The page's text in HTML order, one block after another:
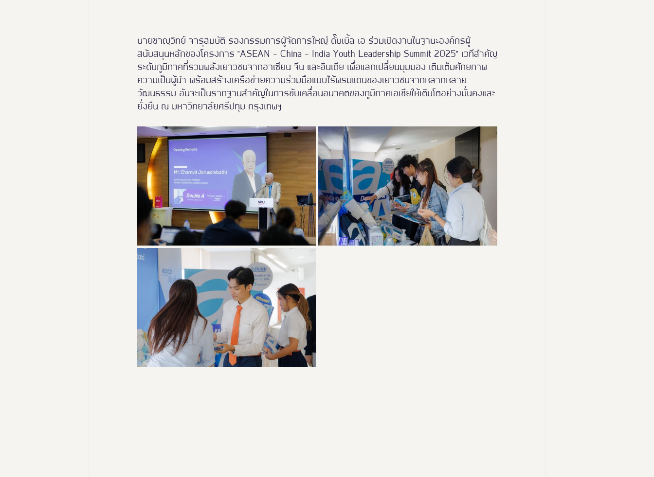
นายชาญวิทย์ จารุสมบัติ รองกรรมการผู้จัดการใหญ่ ดั๊บเบิ้ล เอ ร่วมเปิดงานในฐานะองค์กรผู้
สนับสนุนหลักของโครงการ "ASEAN - China - India Youth Leadership Summit 2025" เวทีสำคัญ
ระดับภูมิภาคที่รวมพลังเยาวชนจากอาเซียน จีน และอินเดีย เพื่อแลกเปลี่ยนมุมมอง เติมเต็มศักยภาพ
ความเป็นผู้นำ พร้อมสร้างเครือข่ายความร่วมมือแบบไร้พรมแดนของเยาวชนจากหลากหลาย
วัฒนธรรม อันจะเป็นรากฐานสำคัญในการขับเคลื่อนอนาคตของภูมิภาคเอเชียให้เติบโตอย่างมั่นคงและ
ยั่งยืน ณ มหาวิทยาลัยศรีปทุม กรุงเทพฯ